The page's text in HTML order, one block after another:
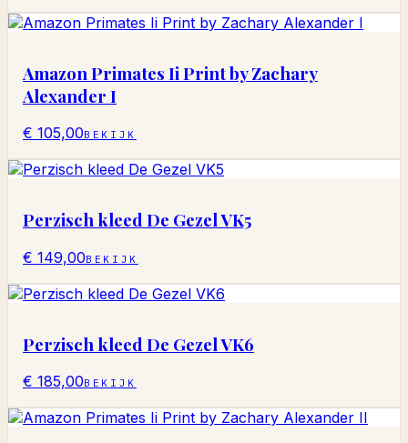
Amazon Primates Ii Print by Zachary
Alexander I
€ 105,00BEKIJK
Perzisch kleed De Gezel VK5
€ 149,00BEKIJK
Perzisch kleed De Gezel VK6
€ 185,00BEKIJK